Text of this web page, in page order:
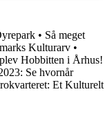
• Så meget
Kulturarv •
Hobbitten i Århus!
Se hvornår
Et Kulturelt